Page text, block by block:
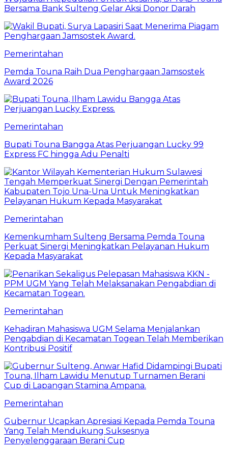
Bersama Bank Sulteng Gelar Aksi Donor Darah
Pemerintahan
Pemda Touna Raih Dua Penghargaan Jamsostek
Award 2026
Pemerintahan
Bupati Touna Bangga Atas Perjuangan Lucky 99
Express FC hingga Adu Penalti
Pemerintahan
Kemenkumham Sulteng Bersama Pemda Touna
Perkuat Sinergi Meningkatkan Pelayanan Hukum
Kepada Masyarakat
Pemerintahan
Kehadiran Mahasiswa UGM Selama Menjalankan
Pengabdian di Kecamatan Togean Telah Memberikan
Kontribusi Positif
Pemerintahan
Gubernur Ucapkan Apresiasi Kepada Pemda Touna
Yang Telah Mendukung Suksesnya
Penyelenggaraan Berani Cup